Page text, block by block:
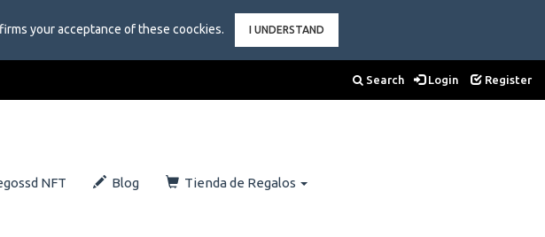
your acceptance of these coockies. I UNDERSTAND
Search Login Register
NFT Blog Tienda de Regalos